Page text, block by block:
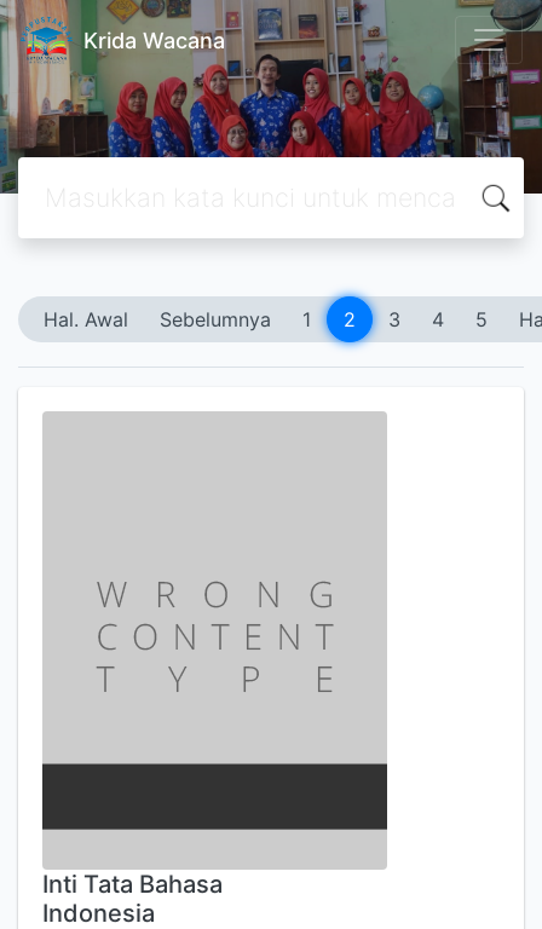
Krida Wacana
Hal. Awal Sebelumnya 1 2 3 4 5
Inti Tata Bahasa
Indonesia